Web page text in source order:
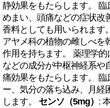
静効果をもたらします。 臨
めまい、頭痛などの症状改
香料としても用いられます。
アヤメ科の植物の雌しべを
作用を持ちます。 薬理学
などの成分が中枢神経系や
痛効果をもたらします。
ー、気分の落ち込み、月経
します。 センソ（5mg） :